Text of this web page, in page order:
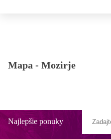
Mapa - Mozirje
Najlepšie ponuky